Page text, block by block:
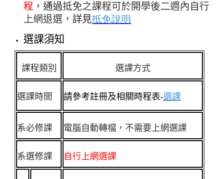
程 ，通過抵免之課程可於開學後二週內自行
上網退選， 詳見抵免說明
選課須知
課程類別 選課方式
選課時間 請參考註冊及相關時程表-選課
系必修課 電腦自動轉檔，不需要上網選課
系選修課 自行上網選課